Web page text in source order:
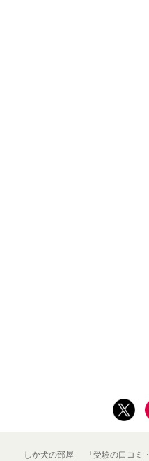
しか犬の部屋 「受験の口コミ